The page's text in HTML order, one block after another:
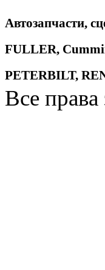
Автозапчасти,
FULLER,
PETERBILT,
Все